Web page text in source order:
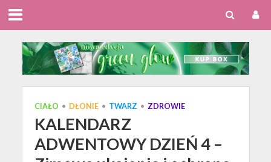
CIAŁO • DŁONIE • TWARZ • ZDROWIE
KALENDARZ
ADWENTOWY DZIEŃ 4 –